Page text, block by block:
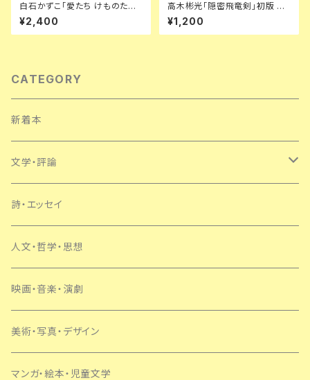
白石かずこ「愛たち けものたち
神たち」初版 帯付き 装幀:横尾
忠則 構成:及川正通 写真:沢渡
朔 天声出版
¥2,400
高木彬光「隠密飛竜剣」初版 装
幀:中尾進 東京文藝社
¥1,200
CATEGORY
新着本
文学・評論
日本
外国
SF・ミステリー
詩・エッセイ
人文・哲学・思想
映画・音楽・演劇
美術・写真・デザイン
マンガ・絵本・児童文学